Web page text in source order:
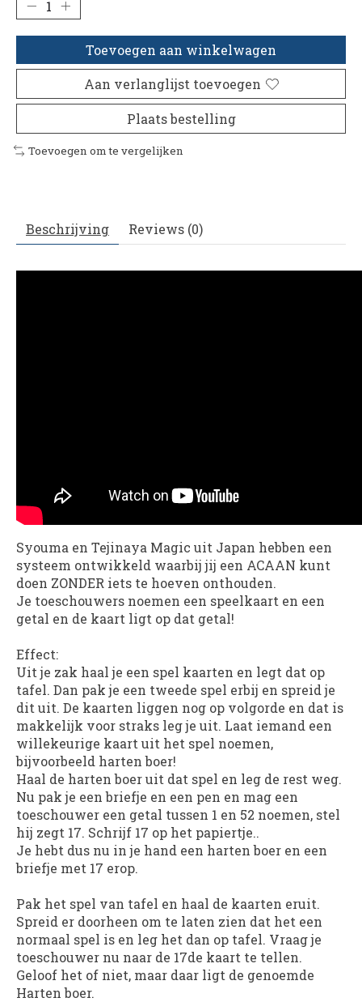
Toevoegen aan winkelwagen
Aan verlanglijst toevoegen
Plaats bestelling
Toevoegen om te vergelijken
Beschrijving Reviews (0)
Syouma en Tejinaya Magic uit Japan hebben een
systeem ontwikkeld waarbij jij een ACAAN kunt
doen ZONDER iets te hoeven onthouden.
Je toeschouwers noemen een speelkaart en een
getal en de kaart ligt op dat getal!
Effect:
Uit je zak haal je een spel kaarten en legt dat op
tafel. Dan pak je een tweede spel erbij en spreid je
dit uit. De kaarten liggen nog op volgorde en dat is
makkelijk voor straks leg je uit. Laat iemand een
willekeurige kaart uit het spel noemen,
bijvoorbeeld harten boer!
Haal de harten boer uit dat spel en leg de rest weg.
Nu pak je een briefje en een pen en mag een
toeschouwer een getal tussen 1 en 52 noemen, stel
hij zegt 17. Schrijf 17 op het papiertje..
Je hebt dus nu in je hand een harten boer en een
briefje met 17 erop.
Pak het spel van tafel en haal de kaarten eruit.
Spreid er doorheen om te laten zien dat het een
normaal spel is en leg het dan op tafel. Vraag je
toeschouwer nu naar de 17de kaart te tellen.
Geloof het of niet, maar daar ligt de genoemde
Harten boer.